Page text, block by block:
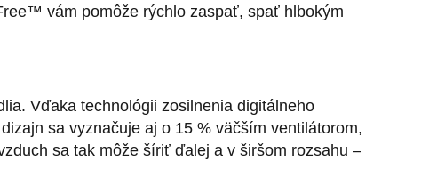
vám pomôže rýchlo zaspať, spať hlbokým
Vďaka technológii zosilnenia digitálneho
sa vyznačuje aj o 15 % väčším ventilátorom,
sa tak môže šíriť ďalej a v širšom rozsahu –